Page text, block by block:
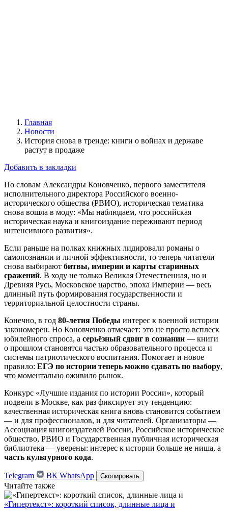
Главная
Новости
История снова в тренде: книги о войнах и державе
растут в продаже
Добавить в закладки
По словам Александры Коновченко, первого заместителя
исполнительного директора Российского военно-
исторического общества (РВИО), историческая тематика
снова вошла в моду: «Мы наблюдаем, что российская
историческая наука и книгоиздание переживают период
интенсивного развития».
Если раньше на полках книжных лидировали романы о
самопознании и личной эффективности, то теперь читатели
снова выбирают битвы, империи и карты старинных
сражений. В ходу не только Великая Отечественная, но и
Древняя Русь, Московское царство, эпоха Империи — весь
длинный путь формирования государственности и
территориальной целостности страны.
Конечно, в год 80-летия Победы интерес к военной истории
закономерен. Но Коновченко отмечает: это не просто всплеск
юбилейного спроса, а серьёзный сдвиг в сознании — книги
о прошлом становятся частью образовательного процесса и
системы патриотического воспитания. Помогает и новое
правило: ЕГЭ по истории теперь можно сдавать по выбору,
что моментально оживило рынок.
Конкурс «Лучшие издания по истории России», который
подвели в Москве, как раз фиксирует эту тенденцию:
качественная историческая книга вновь становится событием
— и для профессионалов, и для читателей. Организаторы —
Ассоциация книгоиздателей России, Российское историческое
общество, РВИО и Государственная публичная историческая
библиотека — уверены: интерес к истории больше не ниша, а
часть культурного кода.
Telegram ВК WhatsApp Скопировать
Читайте также
«Гипертекст»: короткий список, длинные лица и